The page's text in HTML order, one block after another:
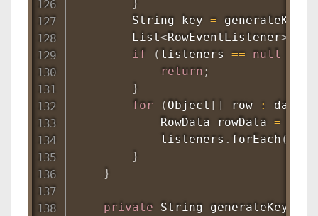
}
String key = generateKey
List<RowEventListener>
if
( listeners == null
return ;
}
for
( Object [ ] row : data
RowData rowData =
            listeners
. forEach (
}
}
private String generateKey